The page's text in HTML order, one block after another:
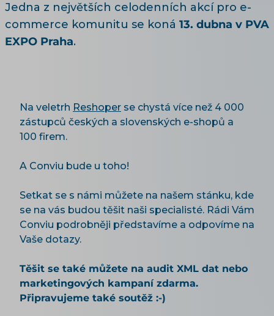
Jedna z největších celodenních akcí pro e-
commerce komunitu se koná 13. dubna v PVA
EXPO Praha.
Na veletrh Reshoper se chystá více než 4 000
zástupců českých a slovenských e-shopů a
100 firem.
A Conviu bude u toho!
Setkat se s námi můžete na našem stánku, kde
se na vás budou těšit naši specialisté. Rádi Vám
Conviu podrobněji představíme a odpovíme na
Vaše dotazy.
Těšit se také můžete na audit XML dat nebo
marketingových kampaní zdarma.
Připravujeme také soutěž :-)